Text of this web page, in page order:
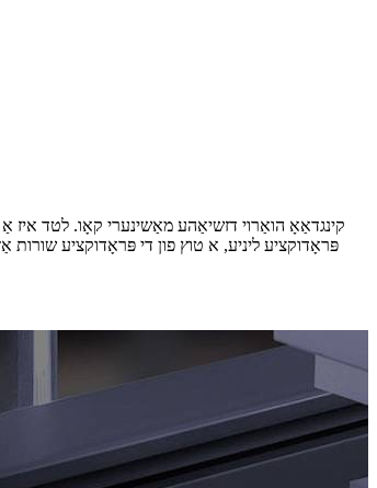
קינגדאַאָ הואַרוי דזשיאַהע מאַשינערי קאָו. לטד איז